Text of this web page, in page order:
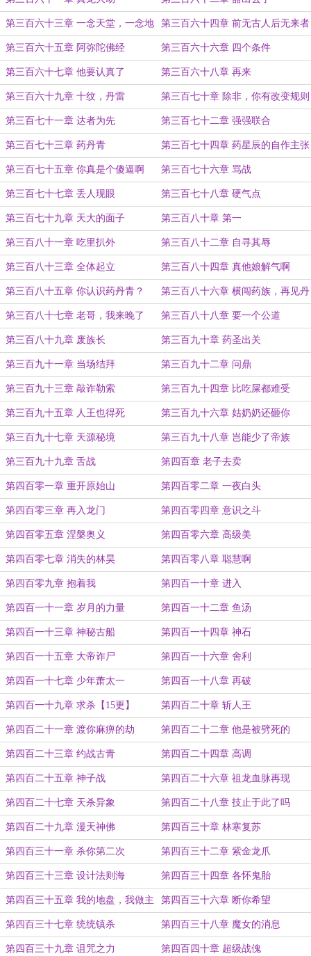
第三百六十三章 一念天堂，一念地
狱
第三百六十四章 前无古人后无来者
第三百六十五章 阿弥陀佛经 第三百六十六章 四个条件
第三百六十七章 他要认真了 第三百六十八章 再来
第三百六十九章 十纹，丹雷 第三百七十章 除非，你有改变规则
的本事
第三百七十一章 达者为先 第三百七十二章 强强联合
第三百七十三章 药丹青 第三百七十四章 药星辰的自作主张
第三百七十五章 你真是个傻逼啊 第三百七十六章 骂战
第三百七十七章 丢人现眼 第三百七十八章 硬气点
第三百七十九章 天大的面子 第三百八十章 第一
第三百八十一章 吃里扒外 第三百八十二章 自寻其辱
第三百八十三章 全体起立 第三百八十四章 真他娘解气啊
第三百八十五章 你认识药丹青？ 第三百八十六章 横闯药族，再见丹
王
第三百八十七章 老哥，我来晚了 第三百八十八章 要一个公道
第三百八十九章 废族长 第三百九十章 药圣出关
第三百九十一章 当场结拜 第三百九十二章 问鼎
第三百九十三章 敲诈勒索 第三百九十四章 比吃屎都难受
第三百九十五章 人王也得死 第三百九十六章 姑奶奶还砸你
第三百九十七章 天源秘境 第三百九十八章 岂能少了帝族
第三百九十九章 舌战 第四百章 老子去卖
第四百零一章 重开原始山 第四百零二章 一夜白头
第四百零三章 再入龙门 第四百零四章 意识之斗
第四百零五章 涅槃奥义 第四百零六章 高级美
第四百零七章 消失的林昊 第四百零八章 聪慧啊
第四百零九章 抱着我 第四百一十章 进入
第四百一十一章 岁月的力量 第四百一十二章 鱼汤
第四百一十三章 神秘古船 第四百一十四章 神石
第四百一十五章 大帝诈尸 第四百一十六章 舍利
第四百一十七章 少年萧太一 第四百一十八章 再破
第四百一十九章 求杀【15更】 第四百二十章 斩人王
第四百二十一章 渡你麻痹的劫 第四百二十二章 他是被劈死的
第四百二十三章 约战古青 第四百二十四章 高调
第四百二十五章 神子战 第四百二十六章 祖龙血脉再现
第四百二十七章 天杀异象 第四百二十八章 技止于此了吗
第四百二十九章 漫天神佛 第四百三十章 林寒复苏
第四百三十一章 杀你第二次 第四百三十二章 紫金龙爪
第四百三十三章 设计法则海 第四百三十四章 各怀鬼胎
第四百三十五章 我的地盘，我做主 第四百三十六章 断你希望
第四百三十七章 统统镇杀 第四百三十八章 魔女的消息
第四百三十九章 诅咒之力 第四百四十章 超级战傀